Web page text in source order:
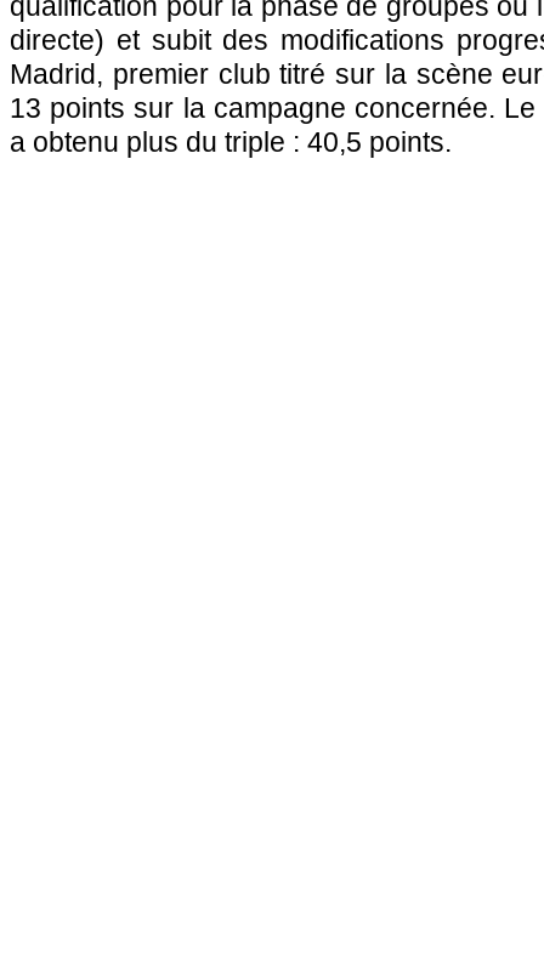
directe) et subit des modifications
Madrid, premier club titré sur la scène
13 points sur la campagne concernée.
a obtenu plus du triple : 40,5 points.